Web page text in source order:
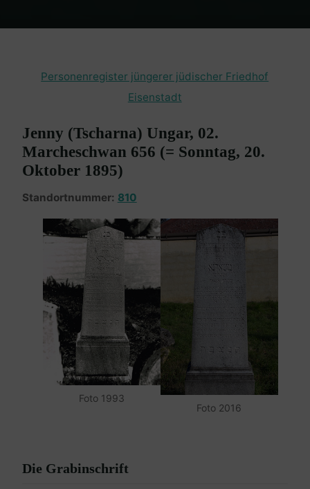
Personenregister jüngerer jüdischer Friedhof
Eisenstadt
Jenny (Tscharna) Ungar, 02.
Marcheschwan 656 (= Sonntag, 20.
Oktober 1895)
Standortnummer: 810
Foto 1993
Foto 2016
Die Grabinschrift